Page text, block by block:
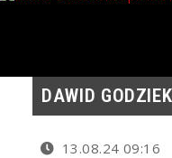
DAWID
13.08.24 09:16